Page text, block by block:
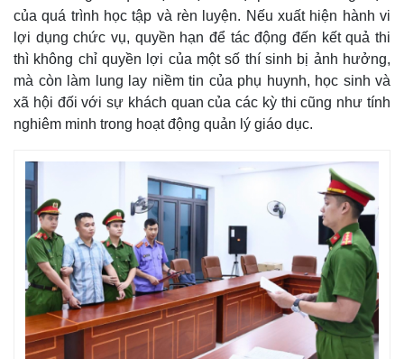
của quá trình học tập và rèn luyện. Nếu xuất hiện hành vi
lợi dụng chức vụ, quyền hạn để tác động đến kết quả thi
thì không chỉ quyền lợi của một số thí sinh bị ảnh hưởng,
mà còn làm lung lay niềm tin của phụ huynh, học sinh và
xã hội đối với sự khách quan của các kỳ thi cũng như tính
nghiêm minh trong hoạt động quản lý giáo dục.